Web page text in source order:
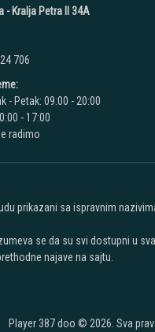
- Kralja Petra II 34A
706
- Petak: 09:00 - 20:00
- 17:00
radimo
prikazani sa ispravnim
se da su svi dostupni u
najave na sajtu.
Player 387 doo © 2026. Sva